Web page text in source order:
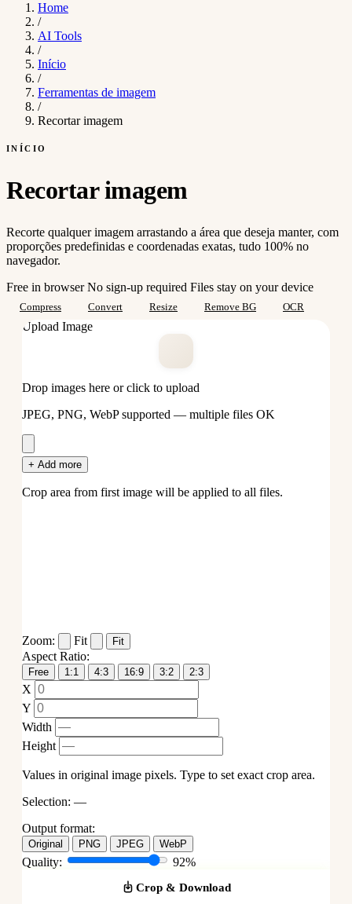
Home
/
AI Tools
/
Início
/
Ferramentas de imagem
/
Recortar imagem
INÍCIO
Recortar imagem
Recorte qualquer imagem arrastando a área que deseja manter, com
proporções predefinidas e coordenadas exatas, tudo 100% no
navegador.
Free in browserNo sign-up required Files stay on your device
Compress Convert Resize Remove BG OCR
Upload Image
Drop images here or click to upload
JPEG, PNG, WebP supported — multiple files OK
+ Add more
Crop area from first image will be applied to all files.
Zoom: Fit Fit
Aspect Ratio:
Free 1:1 4:3 16:9 3:2 2:3
X
Y
Width
Height
Values in original image pixels. Type to set exact crop area.
Selection: —
Output format:
Original PNG JPEG WebP
Quality: 92%
Crop & Download